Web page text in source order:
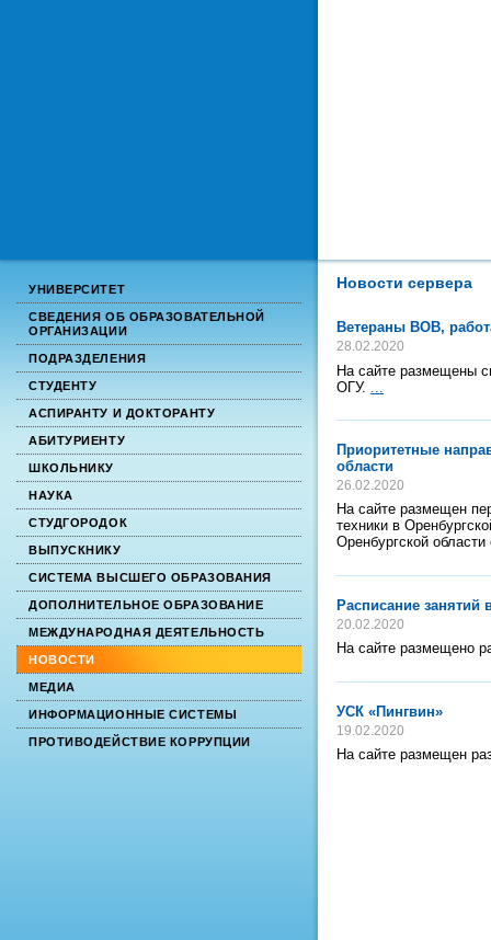
УНИВЕРСИТЕТ
СВЕДЕНИЯ ОБ ОБРАЗОВАТЕЛЬНОЙ
ОРГАНИЗАЦИИ
ПОДРАЗДЕЛЕНИЯ
СТУДЕНТУ
АСПИРАНТУ И ДОКТОРАНТУ
АБИТУРИЕНТУ
ШКОЛЬНИКУ
НАУКА
СТУДГОРОДОК
ВЫПУСКНИКУ
СИСТЕМА ВЫСШЕГО ОБРАЗОВАНИЯ
ДОПОЛНИТЕЛЬНОЕ ОБРАЗОВАНИЕ
МЕЖДУНАРОДНАЯ ДЕЯТЕЛЬНОСТЬ
НОВОСТИ
МЕДИА
ИНФОРМАЦИОННЫЕ СИСТЕМЫ
ПРОТИВОДЕЙСТВИЕ КОРРУПЦИИ
Новости сервера
Ветераны ВОВ,
28.02.2020
На сайте размещены
ОГУ.
Приоритетные
области
26.02.2020
На сайте размещен
техники в
Оренбургской
Расписание занятий
20.02.2020
На сайте размещено
УСК «Пингвин»
19.02.2020
На сайте размещен